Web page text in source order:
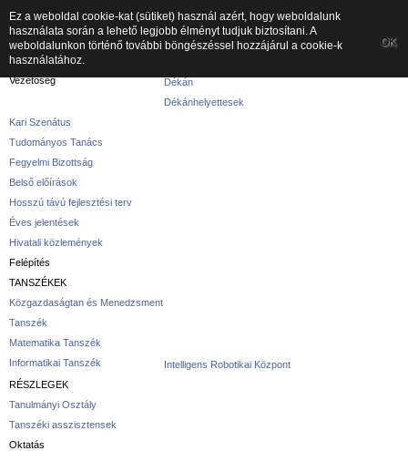
A kar
A karról
Vezetőség
Dékán
Dékánhelyettesek
Kari Szenátus
Tudományos Tanács
Fegyelmi Bizottság
Belső előírások
Hosszú távú fejlesztési terv
Éves jelentések
Hivatali közlemények
Felépítés
TANSZÉKEK
Közgazdaságtan és Menedzsment
Tanszék
Matematika Tanszék
Informatikai Tanszék
Intelligens Robotikai Központ
RÉSZLEGEK
Tanulmányi Osztály
Tanszéki asszisztensek
Oktatás
Ez a weboldal cookie-kat (sütiket) használ azért, hogy weboldalunk
használata során a lehető legjobb élményt tudjuk biztosítani. A
weboldalunkon történő további böngészéssel hozzájárul a cookie-k
használatához.
OK